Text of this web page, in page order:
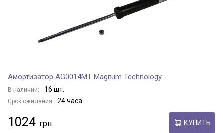
Амортизатор AG0014MT Magnum Technology
В наличии: 16 шт.
Срок ожидания: 24 часа
1024 КУПИТЬ